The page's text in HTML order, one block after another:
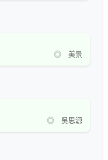
◎ 美景
◎ 吳思源